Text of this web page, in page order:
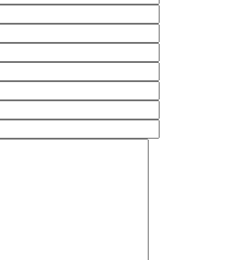
trong giỏ hàng.